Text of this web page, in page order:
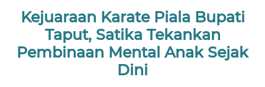
Kejuaraan Karate Piala Bupati
Taput, Satika Tekankan
Pembinaan Mental Anak Sejak
Dini
NASIONAL
DAERAH